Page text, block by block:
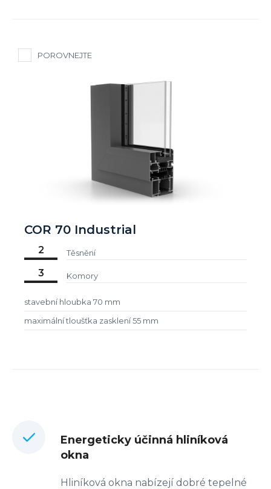
POROVNEJTE
COR 70 Industrial
2 Těsnění
3 Komory
stavební hloubka 70 mm
maximální tloušťka zasklení 55 mm
Energeticky účinná hliníková
okna
Hliníková okna nabízejí dobré tepelné